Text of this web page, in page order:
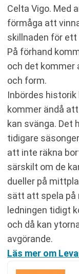
Celta Vigo. Med
förmåga att
skillnaden för ett
På förhand
och det kommer
och form.
Inbördes
kommer ändå
kan svänga. Det
tidigare
att inte räkna
särskilt om de
dueller på
sätt att spela på
ledningen tidigt
och då kan
avgörande.
Läs mer om